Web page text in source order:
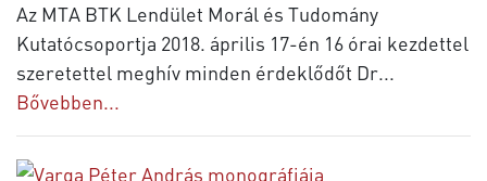
Az MTA BTK Lendület Morál és Tudomány
Kutatócsoportja 2018. április 17-én 16 órai kezdettel
szeretettel meghív minden érdeklődőt Dr...
Bővebben...